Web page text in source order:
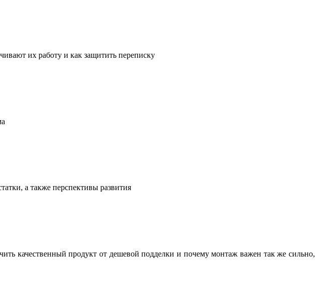
их работу и как защитить переписку
а также перспективы развития
качественный продукт от дешевой подделки и почему монтаж важен так же сильно,